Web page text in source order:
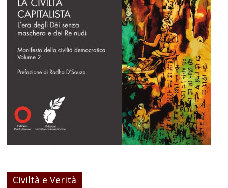
Civiltà e Verità